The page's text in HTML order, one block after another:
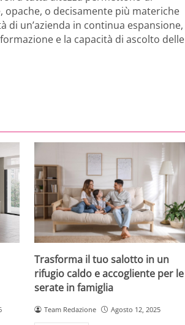
o decisamente più materiche
di un’azienda in continua espansione,
e la capacità di ascolto delle
Trasforma il tuo salotto in un
rifugio caldo e accogliente per le
serate in famiglia
Team Redazione Agosto 12, 2025